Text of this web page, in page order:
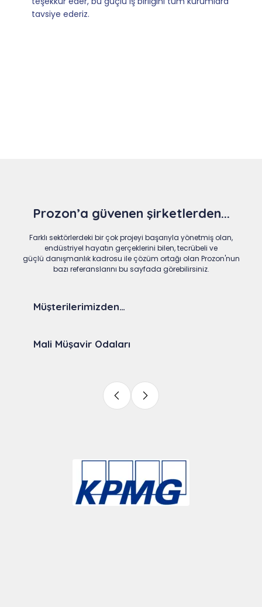
Prozon’a güvenen şirketlerden...
Farklı sektörlerdeki bir çok projeyi başarıyla yönetmiş olan,
endüstriyel hayatın gerçeklerini bilen, tecrübeli ve
güçlü danışmanlık kadrosu ile çözüm ortağı olan Prozon'nun
bazı referanslarını bu sayfada görebilirsiniz.
Müşterilerimizden…
Mali Müşavir Odaları